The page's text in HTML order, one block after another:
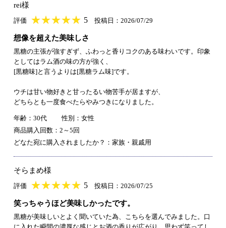
rei様
評価 ★★★★★
★★★★★ 5 投稿日：2026/07/29
想像を超えた美味しさ
黒糖の主張が強すぎず、ふわっと香りコクのある味わいです。印象
としてはラム酒の味の方が強く、
[黒糖味]と言うよりは[黒糖ラム味]です。
ウチは甘い物好きと甘ったるい物苦手が居ますが、
どちらとも一度食べたらやみつきになりました。
年齢：30代
性別：女性
商品購入回数：2～5回
どなた宛に購入されましたか？：家族・親戚用
そらまめ様
評価 ★★★★★
★★★★★ 5 投稿日：2026/07/25
笑っちゃうほど美味しかったです。
黒糖が美味しいとよく聞いていた為、こちらを選んでみました。口